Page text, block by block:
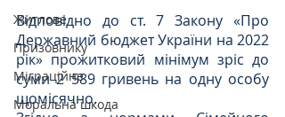
Житлове
Призовнику
Міграційне
Моральна шкода
Відповідно до ст. 7 Закону «Про
Державний бюджет України на 2022
рік» прожитковий мінімум зріс до
суми 2 589 гривень на одну особу
щомісячно.